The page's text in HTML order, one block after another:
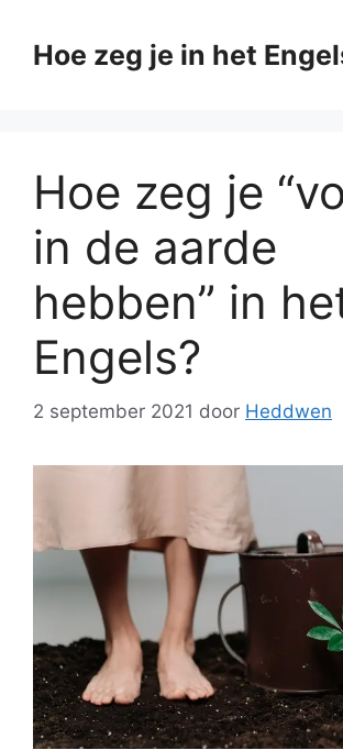
naarHoe zeg je in het
Hoe zeg je
in de aarde
hebben” in
Engels?
2 september 2021 door Heddwen